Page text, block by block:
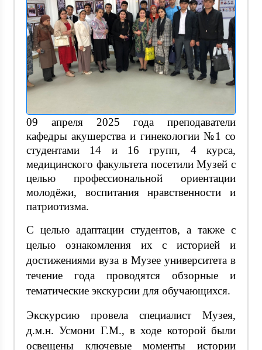
09 апреля 2025 года преподаватели
кафедры акушерства и гинекологии №1 со
студентами 14 и 16 групп, 4 курса,
медицинского факультета посетили Музей с
целью профессиональной ориентации
молодёжи, воспитания нравственности и
патриотизма.
С целью адаптации студентов, а также с
целью ознакомления их с историей и
достижениями вуза в Музее университета в
течение года проводятся обзорные и
тематические экскурсии для обучающихся.
Экскурсию провела специалист Музея,
д.м.н. Усмони Г.М., в ходе которой были
освещены ключевые моменты истории